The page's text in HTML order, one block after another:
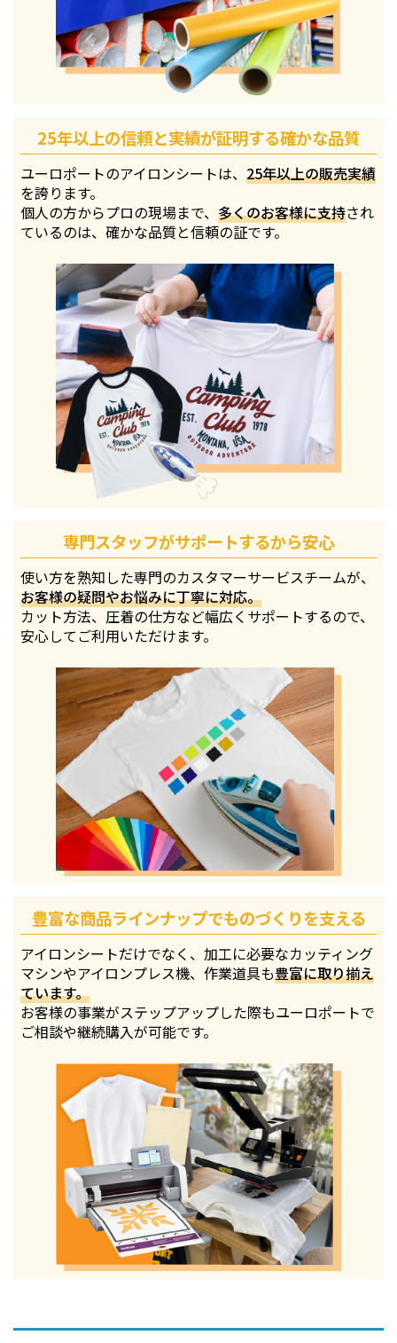
25年以上の信頼と実績が証明する確かな品質
ユーロポートのアイロンシートは、25年以上の販売実績
を誇ります。
個人の方からプロの現場まで、多くのお客様に支持され
ているのは、確かな品質と信頼の証です。
専門スタッフがサポートするから安心
使い方を熟知した専門のカスタマーサービスチームが、
お客様の疑問やお悩みに丁寧に対応。
カット方法、圧着の仕方など幅広くサポートするので、
安心してご利用いただけます。
豊富な商品ラインナップでものづくりを支える
アイロンシートだけでなく、加工に必要なカッティング
マシンやアイロンプレス機、作業道具も豊富に取り揃え
ています。
お客様の事業がステップアップした際もユーロポートで
ご相談や継続購入が可能です。